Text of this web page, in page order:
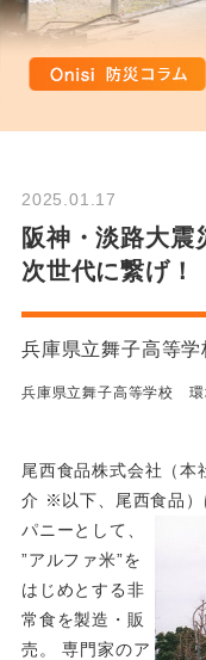
2025.01.17
阪神・淡路大
次世代に繋げ！
兵庫県立舞子高等
兵庫県立舞子高等学校 環
尾西食品株式会社（本
介 ※以下、尾西食品）
パニーとして、
”アルファ米”を
はじめとする非
常食を製造・販
売。 専門家のア